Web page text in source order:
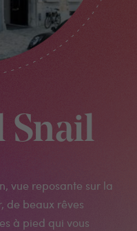
Snail
vue reposante sur la
de beaux rêves
à pied qui vous